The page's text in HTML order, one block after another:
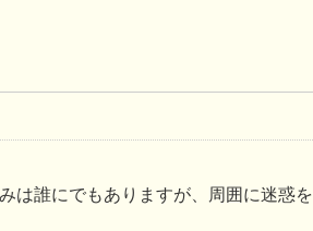
は誰にでもありますが、周囲に迷惑を